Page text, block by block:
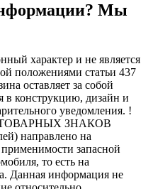
Мы
характер и не является
положениями статьи 437
оставляет за собой
в конструкцию, дизайн и
уведомления. !
ТОВАРНЫХ ЗНАКОВ
направлено на
запасной
то есть на
Данная информация не